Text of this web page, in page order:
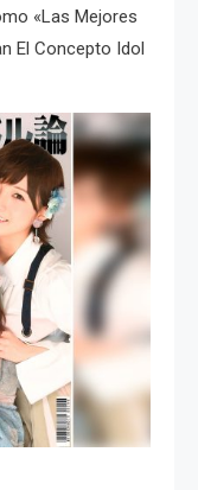
«las Mejores
El Concepto Idol